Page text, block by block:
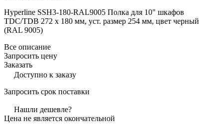
Hyperline SSH3-180-RAL9005 Полка для 10" шкафов
TDC/TDB 272 x 180 мм, уст. размер 254 мм, цвет черный
(RAL 9005)
Все описание
Запросить цену
Заказать
Доступно к заказу
Запросить срок поставки
Нашли дешевле?
Цена не является окончательной